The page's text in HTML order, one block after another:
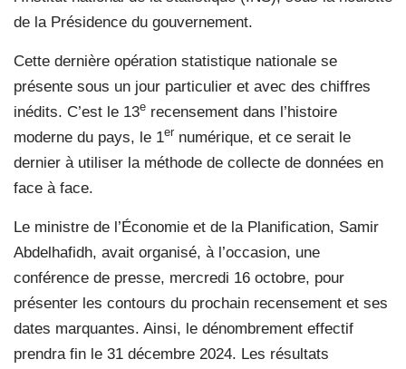
de la Présidence du gouvernement.
Cette dernière opération statistique nationale se
présente sous un jour particulier et avec des chiffres
inédits. C’est le 13e recensement dans l’histoire
moderne du pays, le 1er numérique, et ce serait le
dernier à utiliser la méthode de collecte de données en
face à face.
Le ministre de l’Économie et de la Planification, Samir
Abdelhafidh, avait organisé, à l’occasion, une
conférence de presse, mercredi 16 octobre, pour
présenter les contours du prochain recensement et ses
dates marquantes. Ainsi, le dénombrement effectif
prendra fin le 31 décembre 2024. Les résultats